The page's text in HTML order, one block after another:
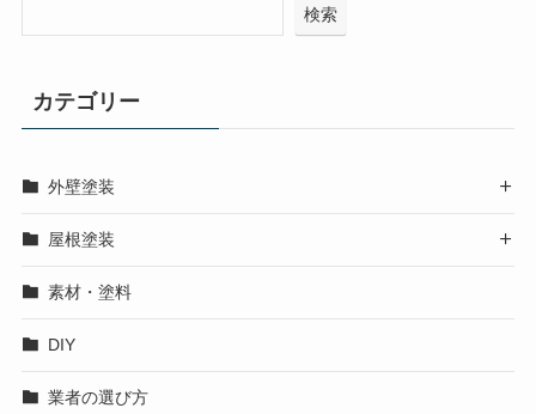
検索
カテゴリー
外壁塗装 
屋根塗装 
素材・塗料
DIY
業者の選び方